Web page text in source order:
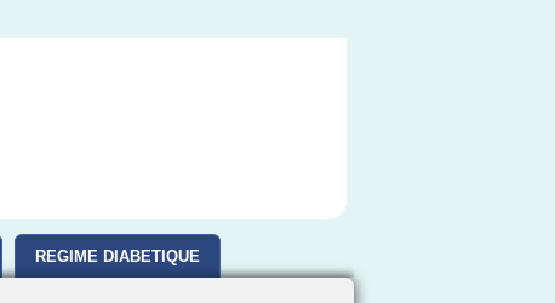
REGIME DIABETIQUE